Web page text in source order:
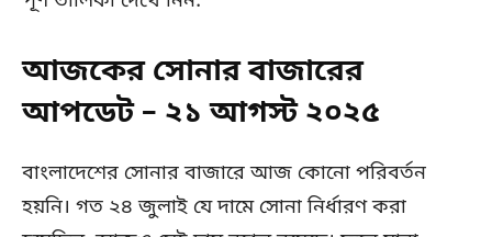
আজকের সোনার বাজারের
আপডেট – ২১ আগস্ট ২০২৫
বাংলাদেশের সোনার বাজারে আজ কোনো পরিবর্তন
হয়নি। গত ২৪ জুলাই যে দামে সোনা নির্ধারণ করা